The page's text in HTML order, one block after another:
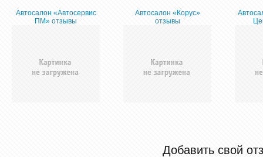
Автосалон «Автосервис
ПМ» отзывы
Автосалон «Корус»
отзывы
Добавить свой